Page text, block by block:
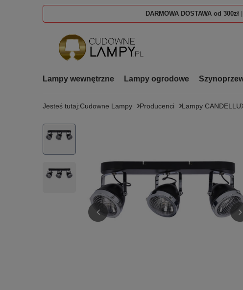
DARMOWA DOSTAWA od 300zł
Lampy wewnętrzne Lampy ogrodowe
Jesteś tutaj:Cudowne Lampy Producenci Lampy